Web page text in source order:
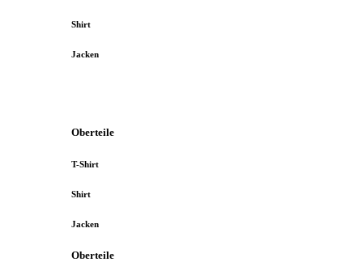
Shirt
Jacken
Oberteile
T-Shirt
Shirt
Jacken
Oberteile